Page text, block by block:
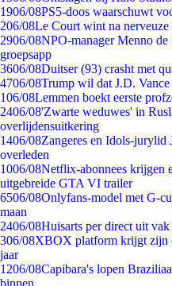
1906/08PS5-doos waarschuwt
206/08Le Court wint na nerveuze
2906/08NPO-manager Menno
groepsapp
3606/08Duitser (93) crasht met
4706/08Trump wil dat J.D.
106/08Lemmen boekt eerste
2406/08'Zwarte weduwes' in
overlijdensuitkering
1406/08Zangeres en Idols-jurylid
overleden
1006/08Netflix-abonnees krijgen
uitgebreide GTA VI trailer
6506/08Onlyfans-model met G-
maan
2406/08Huisarts per direct uit
306/08XBOX platform krijgt zijn
jaar
1206/08Capibara's lopen
binnen